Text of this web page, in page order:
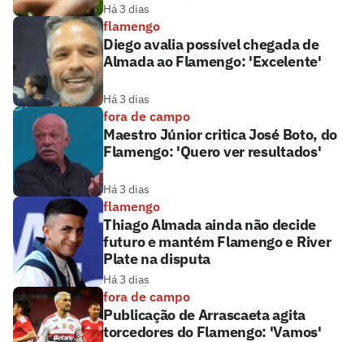
Há 3 dias
flamengo
Diego avalia possível chegada de
Almada ao Flamengo: 'Excelente'
Há 3 dias
fora de campo
Maestro Júnior critica José Boto, do
Flamengo: 'Quero ver resultados'
Há 3 dias
flamengo
Thiago Almada ainda não decide
futuro e mantém Flamengo e River
Plate na disputa
Há 3 dias
fora de campo
Publicação de Arrascaeta agita
torcedores do Flamengo: 'Vamos'